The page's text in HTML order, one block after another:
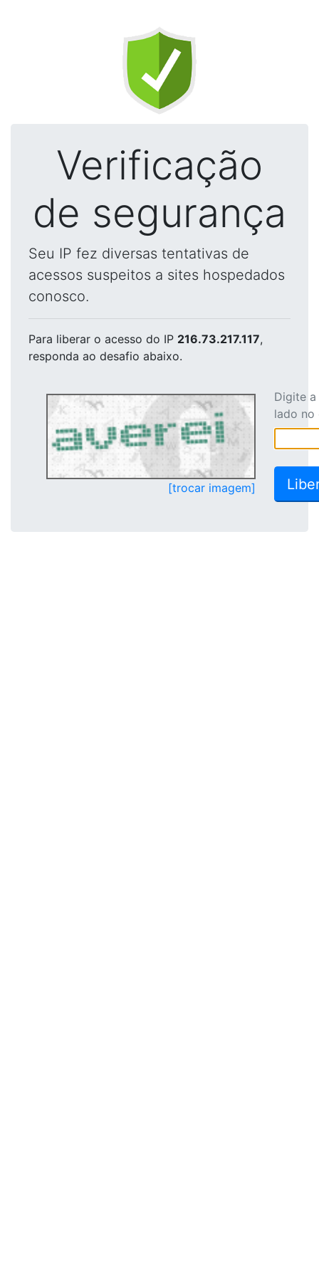
Verificação
de segurança
Seu IP fez diversas tentativas de
acessos suspeitos a sites hospedados
conosco.
Para liberar o acesso do IP 216.73.217.117,
responda ao desafio abaixo.
[trocar imagem]
Digite
lado no